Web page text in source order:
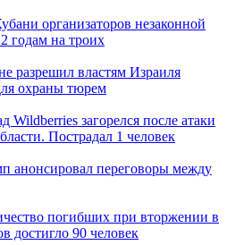
организаторов незаконной
годам на троих
разрешил властям Израиля
охраны тюрем
Wildberries загорелся после атаки
Пострадал 1 человек
анонсировал переговоры между
погибших при вторжении в
достигло 90 человек